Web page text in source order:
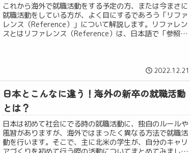
これから海外で就職活動をする予定の方、または今まさに
就職活動をしている方が、よく目にするであろう「リファ
レンス（Reference）」について解説します。リファレン
スとはリファレンス（Reference）は、日本語で「参照」
2022.12.21
日本とこんなに違う！海外の新卒の就職活動
とは？
日本は初めて社会にでる時の就職活動に、独自のルールや
風習がありますが、海外ではまったく異なる方法で就職活
動を行います。そこで、主に北米の学生が、自分のキャリ